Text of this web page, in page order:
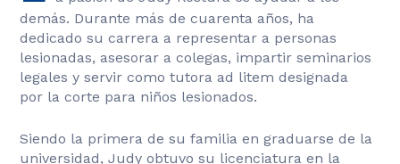
demás. Durante más de cuarenta años, ha
dedicado su carrera a representar a personas
lesionadas, asesorar a colegas, impartir seminarios
legales y servir como tutora ad litem designada
por la corte para niños lesionados.
Siendo la primera de su familia en graduarse de la
universidad, Judy obtuvo su licenciatura en la